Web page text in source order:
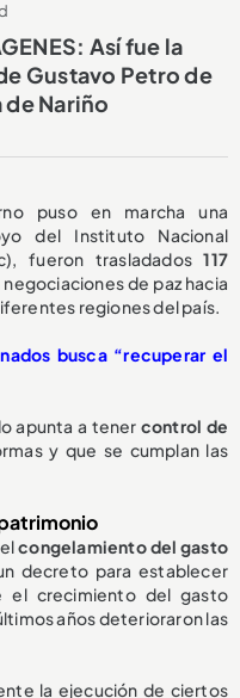
Así fue la
Gustavo Petro de
de Nariño
puso en marcha una
del Instituto Nacional
fueron trasladados117
de paz hacia
regiones del país.
busca “recuperar el
apunta a tener control de
y que se cumplan las
elcongelamiento del gasto
decreto para establecer
el crecimiento del gasto
años deterioraron las
la ejecución de ciertos